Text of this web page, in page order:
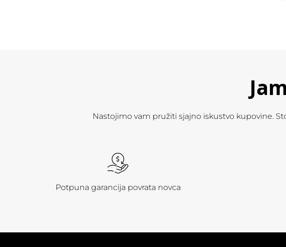
Nastojimo vam pružiti sjajno iskustvo kupovine.
Potpuna garancija povrata novca